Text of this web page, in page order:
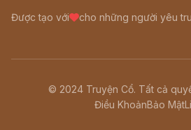
Được tạo với cho những người yêu
© 2024 Truyện Cổ. Tất cả
Điều KhoảnBảo Mật